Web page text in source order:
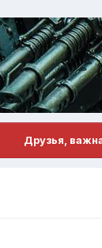
Друзья,